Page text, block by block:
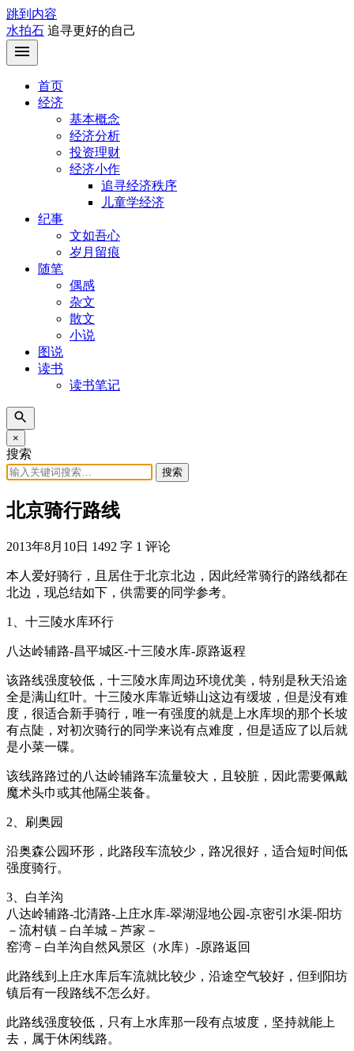
跳到内容
水拍石 追寻更好的自己
首页
经济
基本概念
经济分析
投资理财
经济小作
追寻经济秩序
儿童学经济
纪事
文如吾心
岁月留痕
随笔
偶感
杂文
散文
小说
图说
读书
读书笔记
×
搜索
搜索
北京骑行路线
2013年8月10日 1492 字 1 评论
本人爱好骑行，且居住于北京北边，因此经常骑行的路线都在
北边，现总结如下，供需要的同学参考。
1、十三陵水库环行
八达岭辅路-昌平城区-十三陵水库-原路返程
该路线强度较低，十三陵水库周边环境优美，特别是秋天沿途
全是满山红叶。十三陵水库靠近蟒山这边有缓坡，但是没有难
度，很适合新手骑行，唯一有强度的就是上水库坝的那个长坡
有点陡，对初次骑行的同学来说有点难度，但是适应了以后就
是小菜一碟。
该线路路过的八达岭辅路车流量较大，且较脏，因此需要佩戴
魔术头巾或其他隔尘装备。
2、刷奥园
沿奥森公园环形，此路段车流较少，路况很好，适合短时间低
强度骑行。
3、白羊沟
八达岭辅路-北清路-上庄水库-翠湖湿地公园-京密引水渠-阳坊
－流村镇－白羊城－芦家－
窑湾－白羊沟自然风景区（水库）-原路返回
此路线到上庄水库后车流就比较少，沿途空气较好，但到阳坊
镇后有一段路线不怎么好。
此路线强度较低，只有上水库那一段有点坡度，坚持就能上
去，属于休闲线路。